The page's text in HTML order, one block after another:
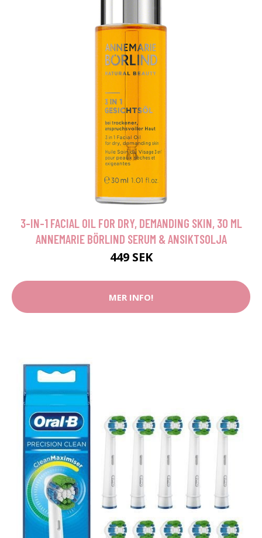
3-IN-1 FACIAL OIL FOR DRY, DEMANDING SKIN, 30 ML
ANNEMARIE BÖRLIND SERUM & ANSIKTSOLJA
449 SEK
MER INFO!